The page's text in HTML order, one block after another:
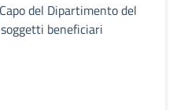
del Dipartimento del
beneficiari